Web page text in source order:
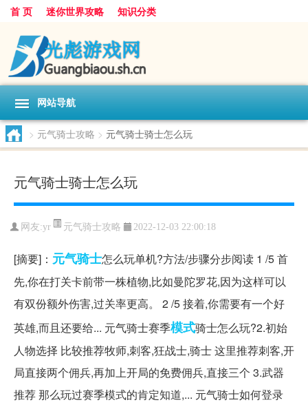
首 页 迷你世界攻略 知识分类
网站导航
> 元气骑士攻略 > 元气骑士骑士怎么玩
元气骑士骑士怎么玩
网友:yr 元气骑士攻略 2022-12-03 22:00:18
[摘要]： 元气骑士怎么玩单机?方法/步骤分步阅读 1 /5 首
先,你在打关卡前带一株植物,比如曼陀罗花,因为这样可以
有双份额外伤害,过关率更高。 2 /5 接着,你需要有一个好
英雄,而且还要给... 元气骑士赛季模式骑士怎么玩?2.初始
人物选择 比较推荐牧师,刺客,狂战士,骑士 这里推荐刺客,开
局直接两个佣兵,再加上开局的免费佣兵,直接三个 3.武器
推荐 那么玩过赛季模式的肯定知道,... 元气骑士如何登录